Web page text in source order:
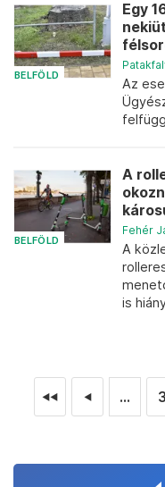
BELFÖLD
Egy
Az
BELFÖLD
A
Fehér
A
is
◄◄ ◄ ... 3